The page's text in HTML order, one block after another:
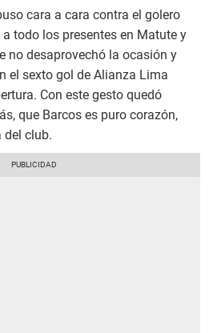
cara a cara contra el golero
a todo los presentes en Matute y
no desaprovechó la ocasión y
el sexto gol de Alianza Lima
Con este gesto quedó
que Barcos es puro corazón,
club.